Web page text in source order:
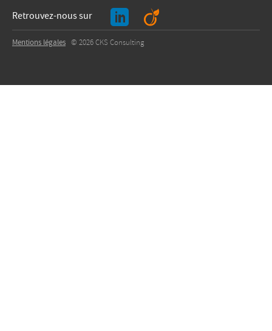
Retrouvez-nous sur J A
Mentions légales © 2026 CKS Consulting